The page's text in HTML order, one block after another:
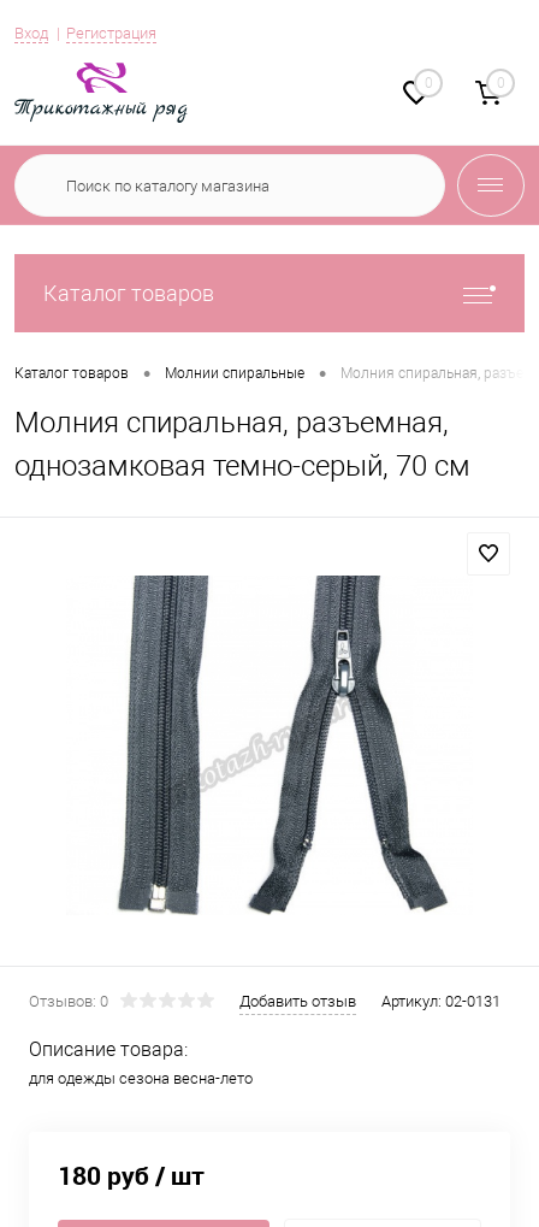
Вход Регистрация
0 0
Каталог товаров
Каталог товаров • Молнии спиральные • Молния спиральная,
Молния спиральная, разъемная,
однозамковая темно-серый, 70 см
Отзывов: 0 Добавить отзыв Артикул: 02-0131
Описание товара:
для одежды сезона весна-лето
180 руб/ шт